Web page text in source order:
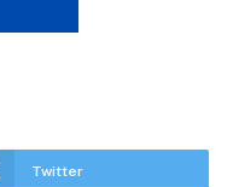
Twitter